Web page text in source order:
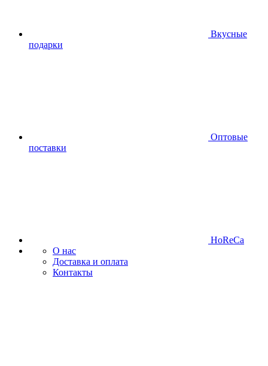
Вкусные
подарки
Оптовые
поставки
HoReCa
О нас
Доставка и оплата
Контакты